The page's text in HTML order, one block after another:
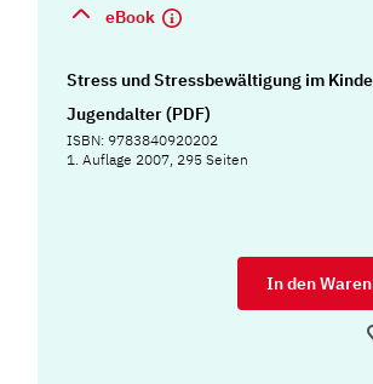
eBook
Stress und Stressbewältigung im
Jugendalter (PDF)
ISBN: 9783840920202
1. Auflage 2007, 295 Seiten
In den